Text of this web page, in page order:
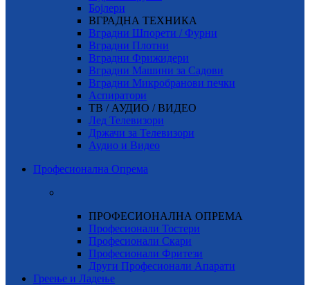
Бојлери
ВГРАДНА ТЕХНИКА
Вградни Шпорети / Фурни
Вградни Плотни
Вградни Фрижидери
Вградни Машини за Садови
Вградни Микробранови печки
Аспиратори
ТВ / АУДИО / ВИДЕО
Лед Телевизори
Држачи за Телевизори
Аудио и Видео
Професионална Опрема
ПРОФЕСИОНАЛНА ОПРЕМА
Професионали Тостери
Професионали Скари
Професионали Фритези
Други Професионали Апарати
Греење и Ладење